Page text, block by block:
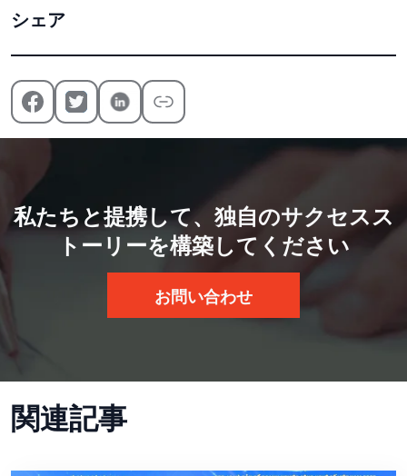
シェア
私たちと提携して、独自のサクセスス
トーリーを構築してください
お問い合わせ
関連記事